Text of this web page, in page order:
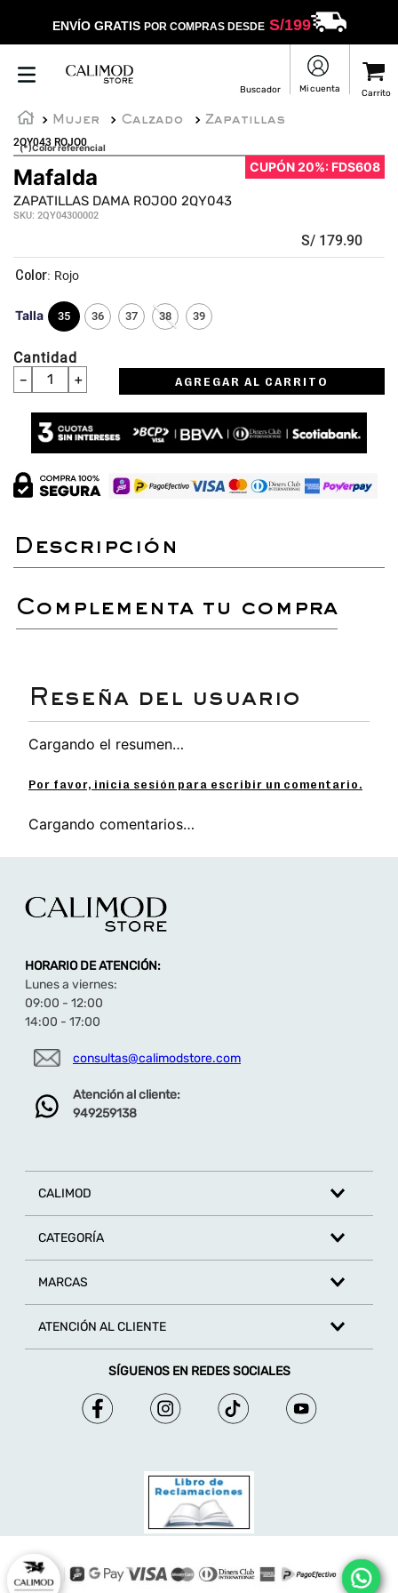
ENVÍO GRATIS POR COMPRAS DESDES/199
Mujer Calzado
Zapatillas
2QY043 ROJO0
(*)Color referencial
CUPÓN 20%: FDS608
Mafalda
ZAPATILLAS DAMA ROJO0 2QY043
SKU: 2QY04300002
S/ 179.90
Talla 35 36 37 38 39
: Rojo
Cantidad
＋
－ AGREGAR AL CARRITO
complementa tu compra
Cargando el resumen…
Por favor, inicia sesión para escribir un comentario.
Cargando comentarios…
HORARIO DE ATENCIÓN:
Lunes a viernes:
09:00 - 12:00
14:00 - 17:00
consultas@calimodstore.com
Atención al cliente:
949259138
CALIMOD
CATEGORÍA
MARCAS
ATENCIÓN AL CLIENTE
SÍGUENOS EN REDES SOCIALES